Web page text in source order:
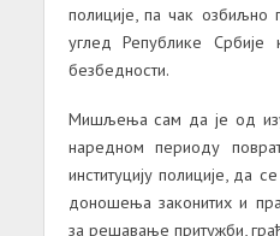
полиције, па чак
углед Републике
безбедности.
Мишљења сам да је од
наредном периоду
институцију полиције, да
доношења законитих и
за решавање притужби,